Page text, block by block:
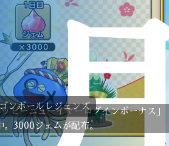
ピーニューイヤーログインボーナス」
。3000ジェムが配布。
ンボールレジェンズ